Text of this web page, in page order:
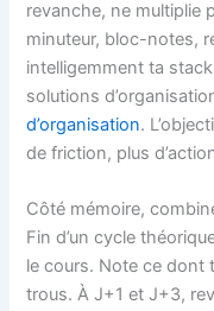
revanche, ne multiplie
minuteur, bloc-notes,
intelligemment ta
solutions
d’organisation.
de friction, plus
Côté mémoire,
Fin d’un cycle
le cours. Note ce dont
trous. À J+1 et J+3,